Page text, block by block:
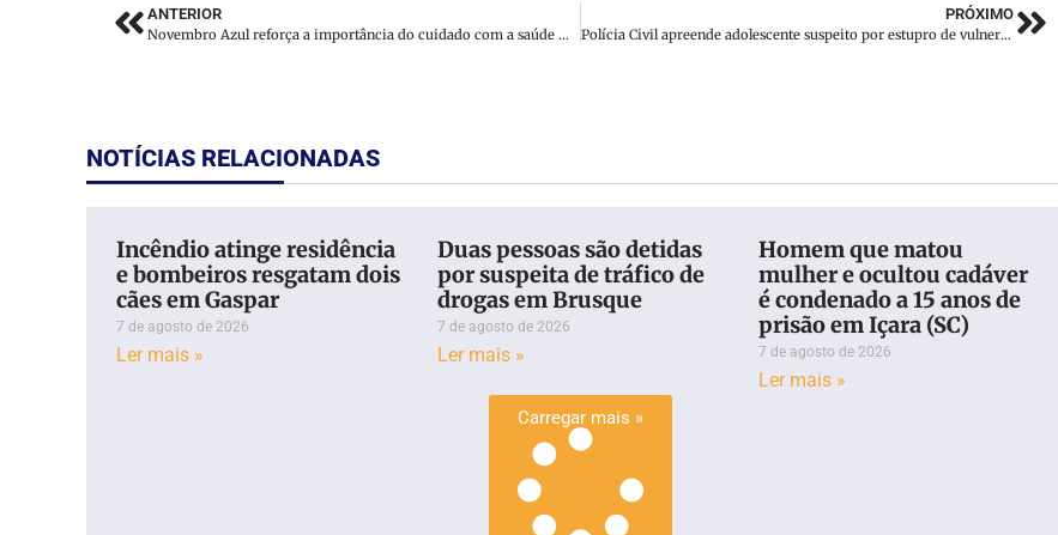
ANTERIOR
Novembro Azul reforça a importância do cuidado com a saúde masculina
PRÓXIMO
Polícia Civil apreende adolescente suspeito por estupro de vulnerável em Guabiruba
NOTÍCIAS RELACIONADAS
Incêndio atinge residência
e bombeiros resgatam dois
cães em Gaspar
7 de agosto de 2026
Ler mais »
Duas pessoas são detidas
por suspeita de tráfico de
drogas em Brusque
7 de agosto de 2026
Ler mais »
Homem que matou
mulher e ocultou cadáver
é condenado a 15 anos de
prisão em Içara (SC)
7 de agosto de 2026
Ler mais »
Carregar mais »